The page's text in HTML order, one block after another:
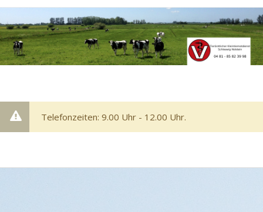
Telefonzeiten: 9.00 Uhr - 12.00 Uhr.